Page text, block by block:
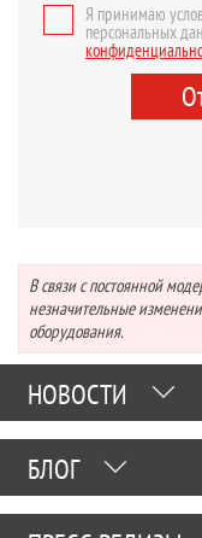
Я принимаю
персональных
В связи с постоянной
незначительные
оборудования.
НОВОСТИ
БЛОГ